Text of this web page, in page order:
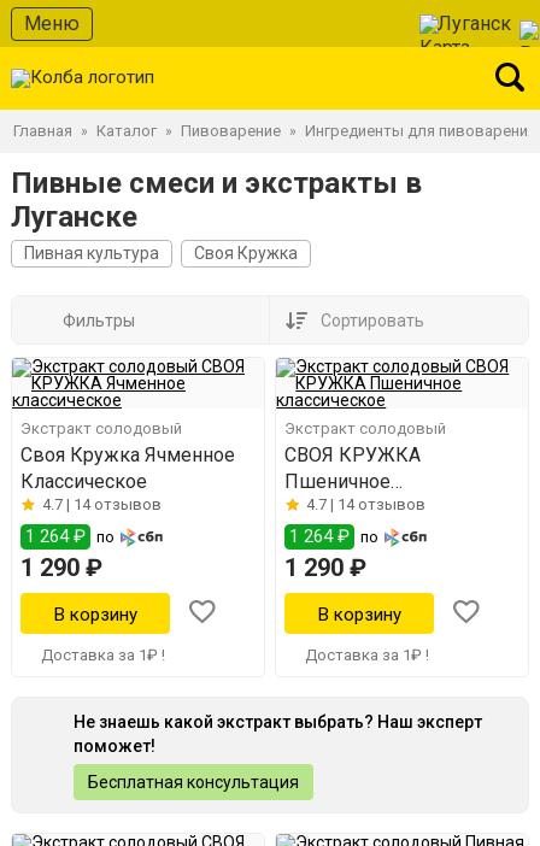
Меню Луганск
Главная » Каталог » Пивоварение » Ингредиенты для пивоварения
Пивные смеси и экстракты в
Луганске
Пивная культура Своя Кружка
Фильтры Сортировать
Экстракт солодовый
Своя Кружка Ячменное
Классическое
4.7 | 14 отзывов
1 264 ₽ по
1 290 ₽
Доставка за 1₽ !
Экстракт солодовый
СВОЯ КРУЖКА
Пшеничное
классическое
4.7 | 14 отзывов
1 264 ₽ по
1 290 ₽
Доставка за 1₽ !
Не знаешь какой экстракт выбрать? Наш эксперт
поможет!
Бесплатная консультация